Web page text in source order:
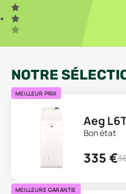
NOTRE
MEILLEUR PRIX
Aeg
Bon état
335 €
MEILLEURE GARANTIE